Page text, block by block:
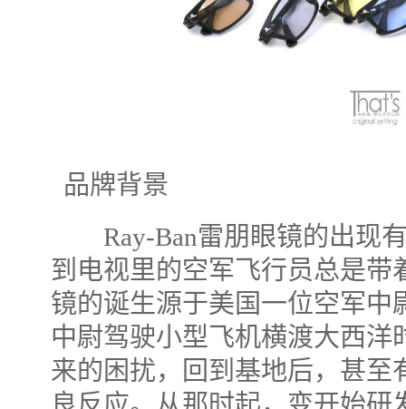
品牌背景
Ray-Ban雷朋眼镜的出现有
到电视里的空军飞行员总是带
镜的诞生源于美国一位空军中
中尉驾驶小型飞机横渡大西洋
来的困扰，回到基地后，甚至